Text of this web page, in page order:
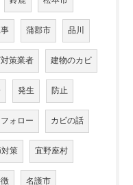
蒲郡市 品川
策業者 建物のカビ
発生 防止
ォロー カビの話
策 宜野座村
名護市